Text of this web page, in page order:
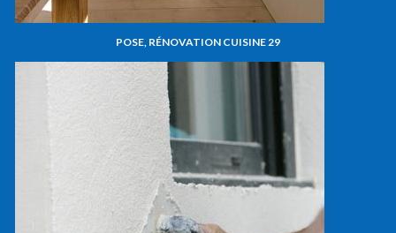
POSE, RÉNOVATION CUISINE 29